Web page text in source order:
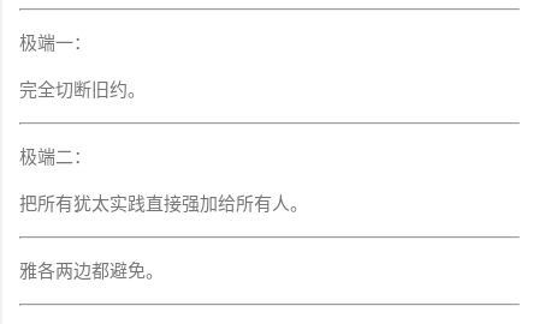
极端一：
完全切断旧约。
极端二：
把所有犹太实践直接强加给所有人。
雅各两边都避免。